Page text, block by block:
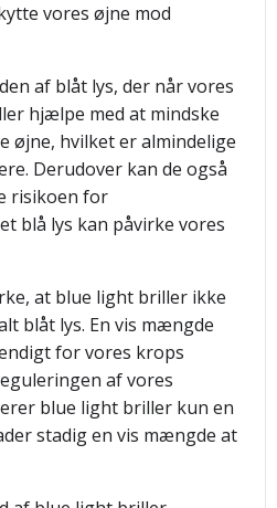
vores øjne mod
af blåt lys, der når vores
hjælpe med at mindske
øjne, hvilket er almindelige
Derudover kan de også
risikoen for
blå lys kan påvirke vores
at blue light briller ikke
blåt lys. En vis mængde
for vores krops
af vores
blue light briller kun en
stadig en vis mængde at